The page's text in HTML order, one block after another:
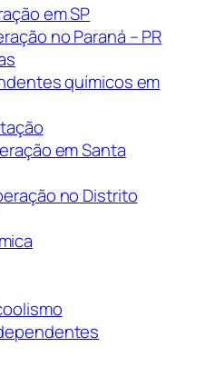
em SP
no Paraná – PR
químicos em
em Santa
no Distrito